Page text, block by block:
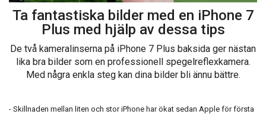
Ta fantastiska bilder med en iPhone 7
Plus med hjälp av dessa tips
De två kameralinserna på iPhone 7 Plus baksida ger nästan
lika bra bilder som en professionell spegelreflexkamera.
Med några enkla steg kan dina bilder bli ännu bättre.
- Skillnaden mellan liten och stor iPhone har ökat sedan Apple för första